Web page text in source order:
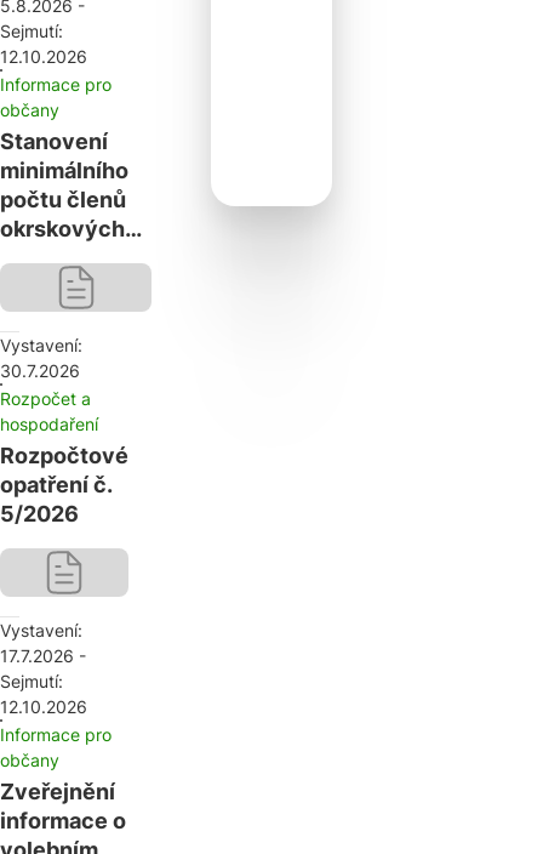
5.8.2026 -
Sejmutí:
12.10.2026
Informace pro
občany
Stanovení
minimálního
počtu členů
okrskových
volebních
komisí pro
volby do
zastupitelstva
obce Horní
Město konané
ve dnech 9. a
10. října 2026
Vystavení:
30.7.2026
Rozpočet a
hospodaření
Rozpočtové
opatření č.
5/2026
Vystavení:
17.7.2026 -
Sejmutí:
12.10.2026
Informace pro
občany
Zveřejnění
informace o